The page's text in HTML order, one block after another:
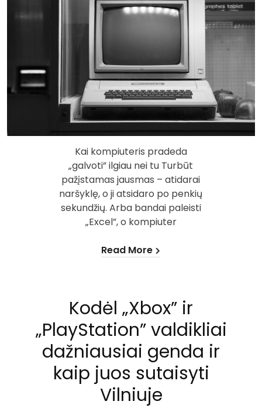
Kai kompiuteris pradeda
„galvoti” ilgiau nei tu Turbūt
pažįstamas jausmas – atidarai
naršyklę, o ji atsidaro po penkių
sekundžių. Arba bandai paleisti
„Excel”, o kompiuter
Read More
Kodėl „Xbox” ir
„PlayStation” valdikliai
dažniausiai genda ir
kaip juos sutaisyti
Vilniuje